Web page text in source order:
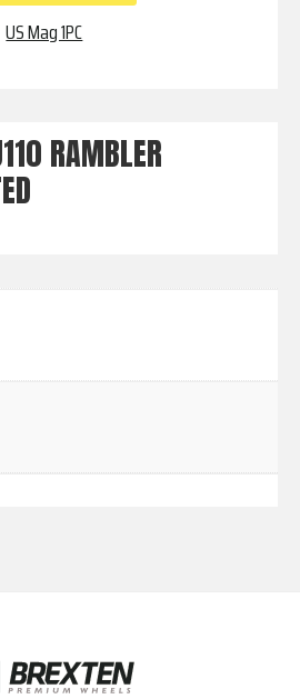
US Mag 1PC
RAMBLER